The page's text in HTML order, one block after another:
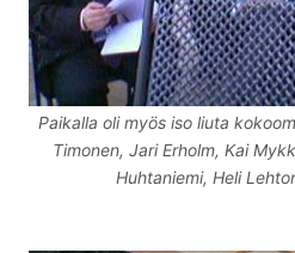
Paikalla oli myös iso liuta
Timonen, Jari Erholm, Kai
Huhtaniemi, Heli